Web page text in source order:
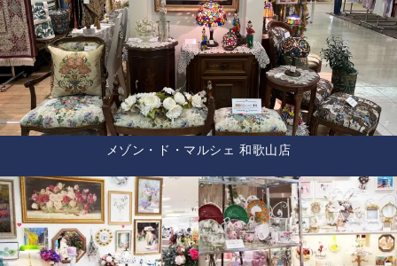
メゾン・ド・マルシェ 和歌山店